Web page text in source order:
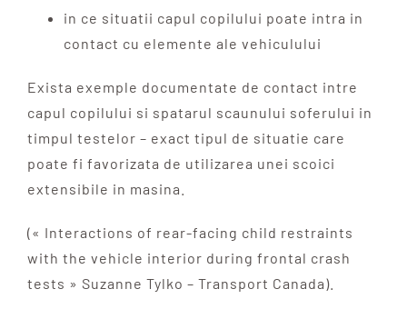
in ce situatii capul copilului poate intra in
contact cu elemente ale vehiculului
Exista exemple documentate de contact intre
capul copilului si spatarul scaunului soferului in
timpul testelor – exact tipul de situatie care
poate fi favorizata de utilizarea unei scoici
extensibile in masina.
(« Interactions of rear-facing child restraints
with the vehicle interior during frontal crash
tests » Suzanne Tylko – Transport Canada).